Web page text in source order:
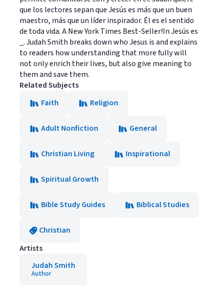
que los lectores sepan que Jesús es más que un buen
maestro, más que un líder inspirador. Él es el sentido
de toda vida. A New York Times Best-Seller!In Jesús es
_. Judah Smith breaks down who Jesus is and explains
to readers how understanding that more fully will
not only enrich their lives, but also give meaning to
them and save them.
Related Subjects
Faith
Religion
Adult Nonfiction General
Christian Living Inspirational
Spiritual Growth
Bible Study Guides Biblical Studies
Christian
Artists
Judah Smith
Author